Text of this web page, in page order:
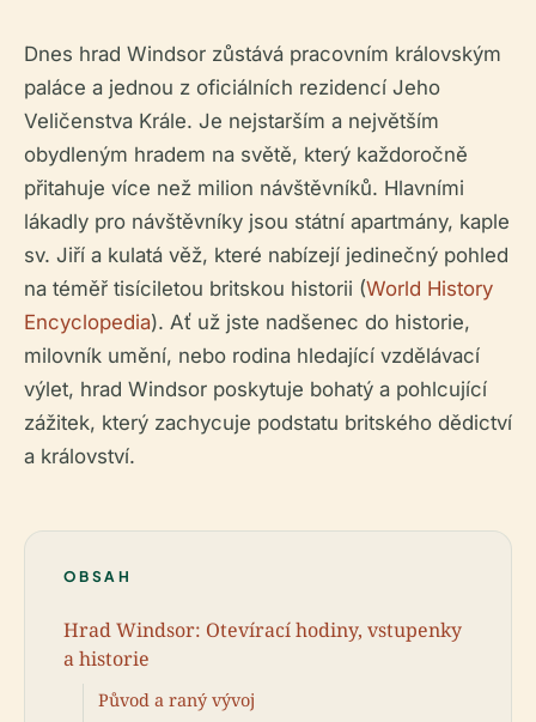
Dnes hrad Windsor zůstává pracovním královským
paláce a jednou z oficiálních rezidencí Jeho
Veličenstva Krále. Je nejstarším a největším
obydleným hradem na světě, který každoročně
přitahuje více než milion návštěvníků. Hlavními
lákadly pro návštěvníky jsou státní apartmány, kaple
sv. Jiří a kulatá věž, které nabízejí jedinečný pohled
na téměř tisíciletou britskou historii (World History
Encyclopedia). Ať už jste nadšenec do historie,
milovník umění, nebo rodina hledající vzdělávací
výlet, hrad Windsor poskytuje bohatý a pohlcující
zážitek, který zachycuje podstatu britského dědictví
a království.
OBSAH
Hrad Windsor: Otevírací hodiny, vstupenky
a historie
Původ a raný vývoj